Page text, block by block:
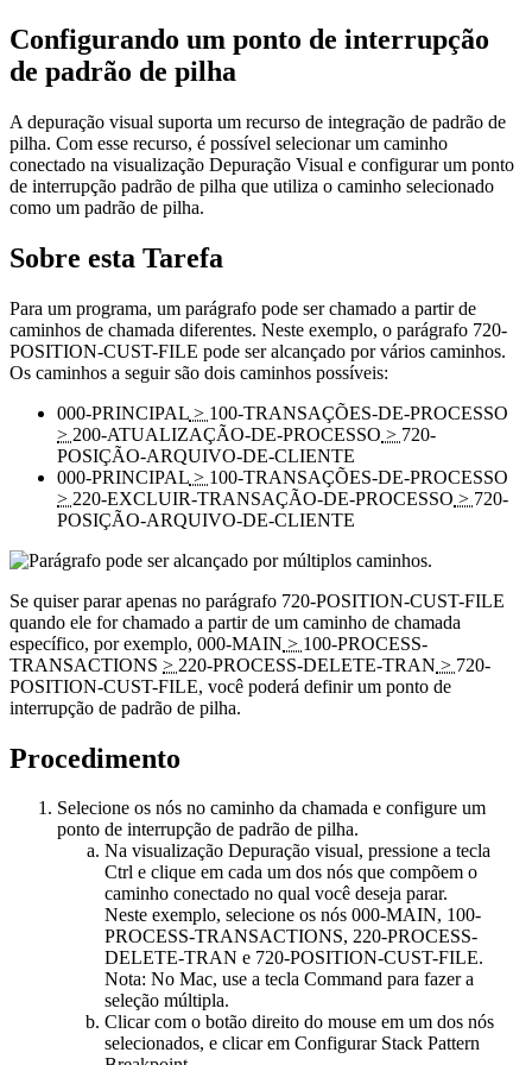
Configurando um ponto de interrupção
de padrão de pilha
A depuração visual suporta um recurso de integração de padrão de
pilha. Com esse recurso, é possível selecionar um caminho
conectado na visualização Depuração Visual e configurar um ponto
de interrupção padrão de pilha que utiliza o caminho selecionado
como um padrão de pilha.
Sobre esta Tarefa
Para um programa, um parágrafo pode ser chamado a partir de
caminhos de chamada diferentes. Neste exemplo, o parágrafo 720-
POSITION-CUST-FILE pode ser alcançado por vários caminhos.
Os caminhos a seguir são dois caminhos possíveis:
000-PRINCIPAL > 100-TRANSAÇÕES-DE-PROCESSO
> 200-ATUALIZAÇÃO-DE-PROCESSO > 720-
POSIÇÃO-ARQUIVO-DE-CLIENTE
000-PRINCIPAL > 100-TRANSAÇÕES-DE-PROCESSO
> 220-EXCLUIR-TRANSAÇÃO-DE-PROCESSO > 720-
POSIÇÃO-ARQUIVO-DE-CLIENTE
Se quiser parar apenas no parágrafo 720-POSITION-CUST-FILE
quando ele for chamado a partir de um caminho de chamada
específico, por exemplo, 000-MAIN > 100-PROCESS-
TRANSACTIONS > 220-PROCESS-DELETE-TRAN > 720-
POSITION-CUST-FILE, você poderá definir um ponto de
interrupção de padrão de pilha.
Procedimento
Selecione os nós no caminho da chamada e configure um
ponto de interrupção de padrão de pilha.
Na visualização Depuração visual, pressione a tecla
Ctrl e clique em cada um dos nós que compõem o
caminho conectado no qual você deseja parar.
Neste exemplo, selecione os nós 000-MAIN, 100-
PROCESS-TRANSACTIONS, 220-PROCESS-
DELETE-TRAN e 720-POSITION-CUST-FILE.
Nota: No Mac, use a tecla Command para fazer a
seleção múltipla.
Clicar com o botão direito do mouse em um dos nós
selecionados, e clicar em Configurar Stack Pattern